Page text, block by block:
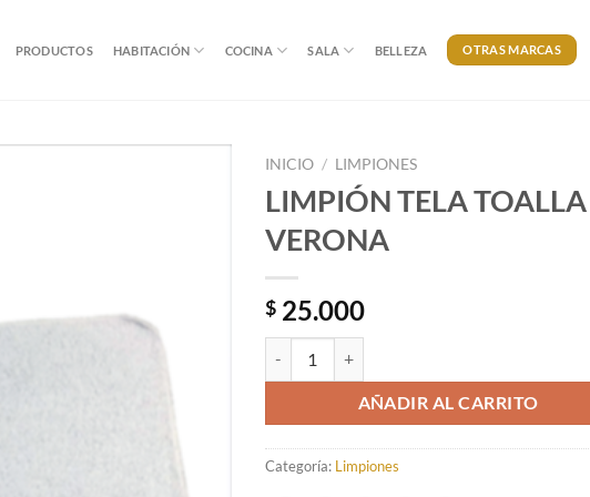
PRODUCTOS HABITACIÓN COCINA SALA BELLEZA OTRAS MARCAS
INICIO / LIMPIONES
LIMPIÓN TELA TOALLA
VERONA
$ 25.000
AÑADIR AL CARRITO
Categoría: Limpiones